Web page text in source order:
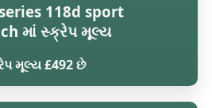
118d sport
માં સ્ક્રેપ મૂલ્ય
મૂલ્ય £492 છે